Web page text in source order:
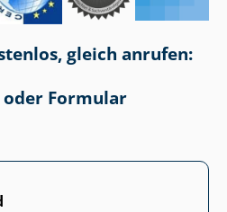
gleich anrufen:
oder Formular